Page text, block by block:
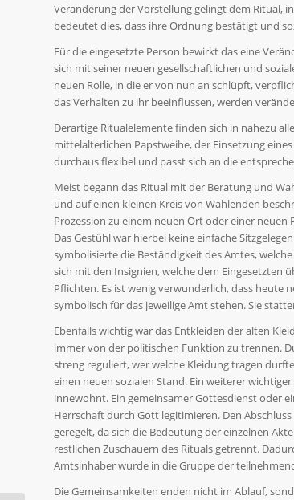
Veränderung der Vorstellung gelingt dem Ritual,
bedeutet dies, dass ihre Ordnung bestätigt und
Für die eingesetzte Person bewirkt das eine
sich mit seiner neuen gesellschaftlichen und
neuen Rolle, in die er von nun an schlüpft,
das Verhalten zu ihr beeinflussen, werden
Derartige Ritualelemente finden sich in nahezu
mittelalterlichen Papstweihe, der Einsetzung
durchaus flexibel und passt sich an die
Meist begann das Ritual mit der Beratung und
und auf einen kleinen Kreis von Wählenden
Prozession zu einem neuen Ort oder einer
Das Gestühl war hierbei keine einfache
symbolisierte die Beständigkeit des Amtes,
sich mit den Insignien, welche dem Eingesetzten
Pflichten. Es ist wenig verwunderlich, dass heute
symbolisch für das jeweilige Amt stehen. Sie
Ebenfalls wichtig war das Entkleiden der alten
immer von der politischen Funktion zu trennen.
streng reguliert, wer welche Kleidung tragen
einen neuen sozialen Stand. Ein weiterer
innewohnt. Ein gemeinsamer Gottesdienst oder
Herrschaft durch Gott legitimieren. Den
geregelt, da sich die Bedeutung der einzelnen
restlichen Zuschauern des Rituals getrennt.
Amtsinhaber wurde in die Gruppe der
Die Gemeinsamkeiten enden nicht im Ablauf,